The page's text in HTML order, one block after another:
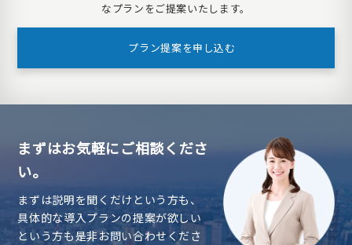
なプランをご提案いたします。
プラン提案を申し込む
まずはお気軽にご相談くださ
い。
まずは説明を聞くだけという方も、
具体的な導入プランの提案が欲しい
という方も是非お問い合わせくださ